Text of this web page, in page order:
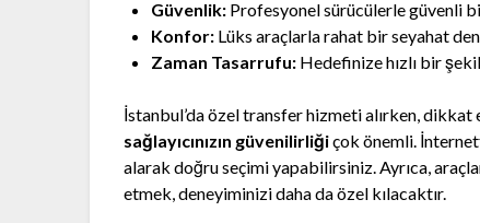
Güvenlik: Profesyonel sürücülerle güvenli
Konfor: Lüks araçlarla rahat bir seyahat
Zaman Tasarrufu: Hedefinize hızlı bir
İstanbul’da özel transfer hizmeti alırken,
sağlayıcınızın güvenilirliğiçok önemli.
alarak doğru seçimi yapabilirsiniz. Ayrıca,
etmek, deneyiminizi daha da özel kılacaktır.